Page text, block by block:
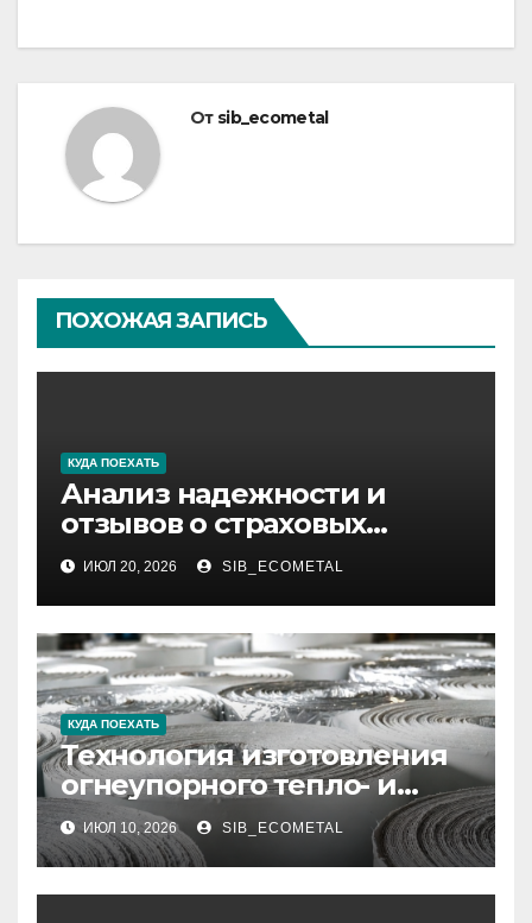
От sib_ecometal
ПОХОЖАЯ ЗАПИСЬ
КУДА ПОЕХАТЬ
Анализ надежности и
отзывов о страховых
компаниях по итогам 2026
года
ИЮЛ 20, 2026 SIB_ECOMETAL
КУДА ПОЕХАТЬ
Технология изготовления
огнеупорного тепло- и
звукоизоляционного
картона МКРК-500 из
муллитокремнеземистого
волокна
ИЮЛ 10, 2026 SIB_ECOMETAL